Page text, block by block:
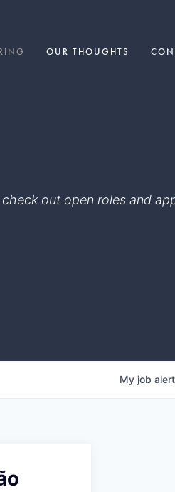
OUR THOUGHTS
out open roles and
My job